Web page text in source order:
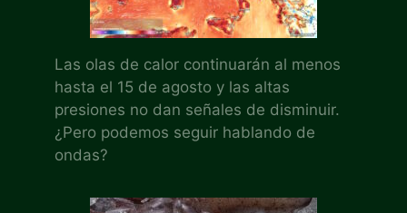
Las olas de calor continuarán al menos
hasta el 15 de agosto y las altas
presiones no dan señales de disminuir.
¿Pero podemos seguir hablando de
ondas?